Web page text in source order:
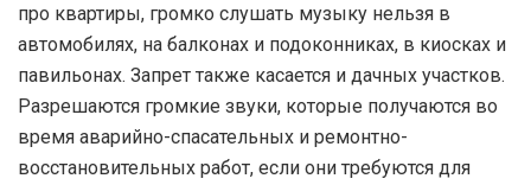
про квартиры, громко слушать музыку нельзя в
автомобилях, на балконах и подоконниках, в киосках и
павильонах. Запрет также касается и дачных участков.
Разрешаются громкие звуки, которые получаются во
время аварийно-спасательных и ремонтно-
восстановительных работ, если они требуются для